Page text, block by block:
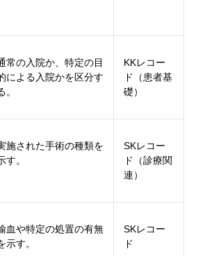
常の入院か、特定の目
による入院かを区分す
。
KKレコー
ド（患者基
礎）
施された手術の種類を
す。
SKレコー
ド（診療関
連）
血や特定の処置の有無
示す。
SKレコー
ド